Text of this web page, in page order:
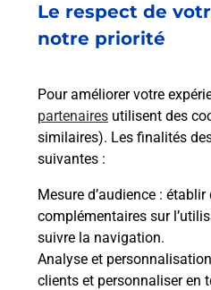
Le respect de
notre priorité
Pour améliorer votre
partenaires utilisent des
similaires). Les finalités
suivantes :
Mesure d’audience : établir
complémentaires sur
suivre la navigation.
Analyse et personnalisation
clients et personnaliser en
Acheter un iPhone neuf
Vous recherchez un
de chez vous ? Découvrez
téléphones iPhone Apple
Poste à RION DES